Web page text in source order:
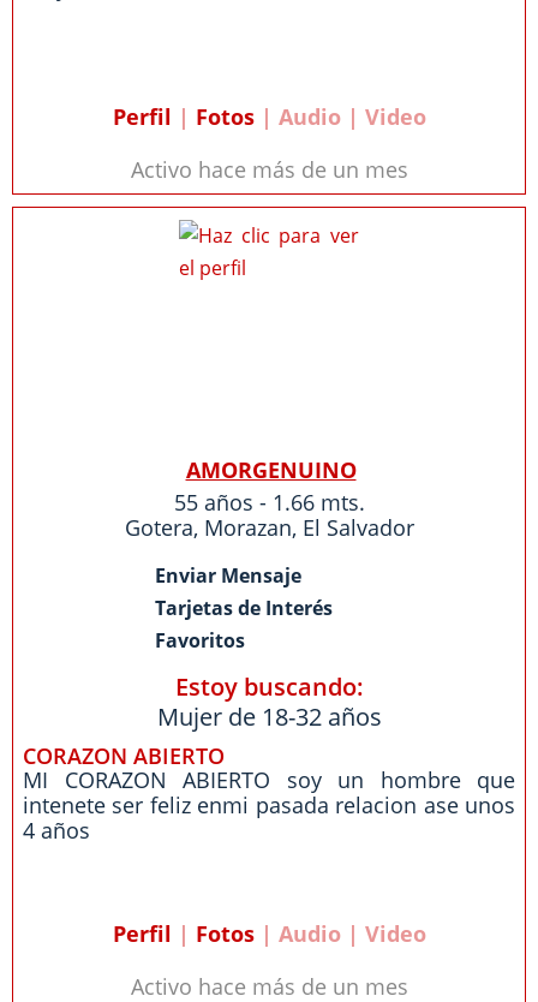
Perfil | Fotos| Audio | Video
Activo hace más de un mes
AMORGENUINO
55 años - 1.66 mts.
Gotera, Morazan, El Salvador
Enviar Mensaje
Tarjetas de Interés
Favoritos
Estoy buscando:
Mujer de 18-32 años
CORAZON ABIERTO
MI CORAZON ABIERTO soy un hombre que
intenete ser feliz enmi pasada relacion ase unos
4 años
Perfil | Fotos| Audio | Video
Activo hace más de un mes